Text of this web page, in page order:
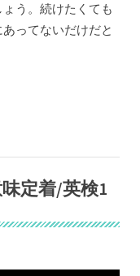
う。続けたくても
ってないだけだと
定着/英検1